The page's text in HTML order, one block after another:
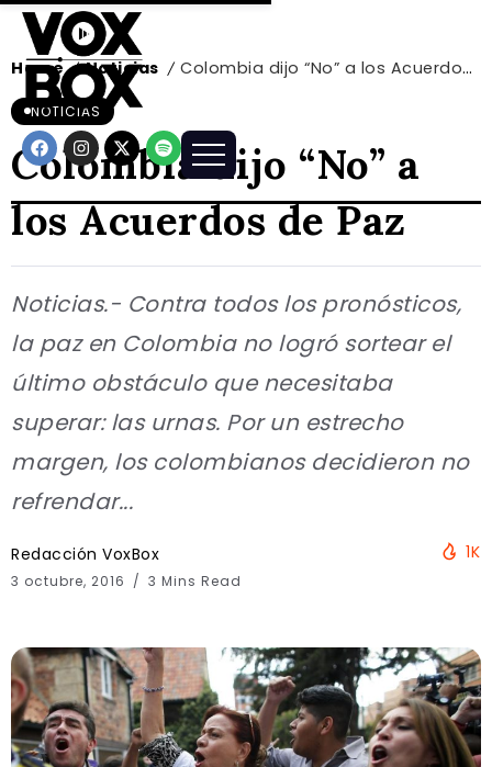
Home / Noticias / Colombia dijo “No” a los Acuerdos de Paz
NOTICIAS
Colombia dijo “No” a
los Acuerdos de Paz
Noticias.- Contra todos los pronósticos,
la paz en Colombia no logró sortear el
último obstáculo que necesitaba
superar: las urnas. Por un estrecho
margen, los colombianos decidieron no
refrendar...
Redacción VoxBox
3 octubre, 2016 3 Mins Read
1K